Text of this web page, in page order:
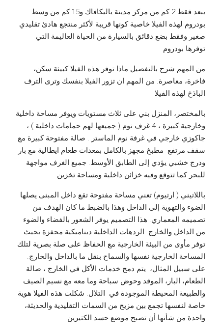
يبعد فقط 2 كم من مركز مدينة ياليكافاك و15 كم من وسط
بودروم لهذه الفيلا خاصية كونها قريبة لأكثر منتجع هادئ تقليدي
صغير وفقط بضع دقائق بالسيارة من الحياة العاليمة التي
توفرها بودروم
من المهم شرح بالتفصيل ماذا توفر هذه الفيلا كبيئة سكن،
فاخرة، معاصرة. من المهم ان تزور الفيلا بنفسك وترى الترف
الباذخ لهذه الفيلا
بالمختصر، المنزل بني على ثلاث مستويات ويوفر مساحة داخلية
وخارجية كبيرة ، 4 غرف نوم ( جميعها لهم حمامات داخلية ) ،
جاكوزي خارجي في غرفة نوم الماستر . صالة مفتوحة كبيرة مع
سقف مرتفع مطبخ مجهز بالكامل بمعدات طعام ايطالية مع بار
ودرج خشبي يؤدي إلى الطابق الأوسط. جميع الغرف مواجهة
للبحر كما تتوقع وفيه خزائن داخلية ومساحة تخزين
باللاتيني ( ارتيوم) تعني مساحة مفتوحة تقع داخل المبنى يصلها
الضوء والتهوية إلى الداخل وهذا بالضبط ما كان الهدف من
تصميمه المعماري. هذا التصميم يوفر الشعور بالفضاء والضوء
من الداخل والخارج. الردهات الداخلية ديناميكية محفزة بحيث
توفر مأوى من البيئة الخارجية مع الحفاظ على صلة بصرية لتلك
المساحة الخارجية نفسها والسماح بنقل ما بالداخل والخارج.
على سبيل المثال، يتم دمج خدمات الأكل في الخارج ، صالة
الطعام، البار، الموقد وحوض سباحة وما معه مع نسيم الصيف
والطبيعة المحيطة الموجودة في التلال. شكلت هذه الفيلا هوية
خاصة لنفسها تجمع بين مزيج من السمات التقليدية والحديثة،
واحدة من شأنها أن تصبح موضع حسد الكثيرين